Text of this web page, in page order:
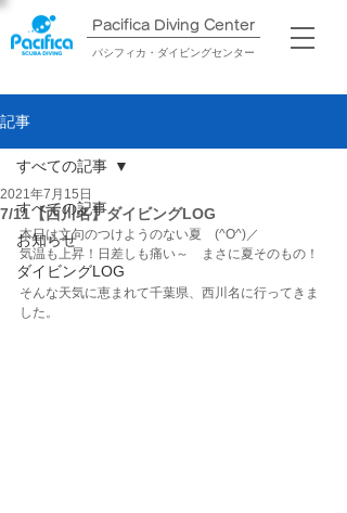
Pacifica Diving Center​
パシフィカ・ダイビングセンター
記事
すべての記事
お知らせ
ダイビングLOG
すべての記事
7/11【西川名】ダイビングLOG
2021年7月15日
本日は文句のつけようのない夏　(^O^)／
気温も上昇！日差しも痛い～　まさに夏そのもの！
そんな天気に恵まれて千葉県、西川名に行ってきま
した。